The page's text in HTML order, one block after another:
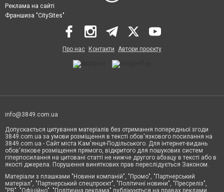
Реклама на сайті
Франшиза "CitySites"
Про нас Контакти Автори проєкту
info@3849.com.ua
Допускається цитування матеріалів без отримання попередньої згоди
3849.com.ua за умови розміщення в тексті обов'язкового посилання на
3849.com.ua - Сайт міста Кам'янця-Подільського. Для інтернет-видань
обов'язкове розміщення прямого, відкритого для пошукових систем
гіперпосилання на цитовані статті не нижче другого абзацу в тексті або в
якості джерела. Порушення виняткових прав переслідується Законом.
Матеріали з плашками "Новини компаній", "Промо", "Партнерський
матеріал", "Партнерський спецпроєкт", "Політичні новини", "Пресреліз",
"PR", "Офіційно", "Політична реклама" публікуються на правах реклами.